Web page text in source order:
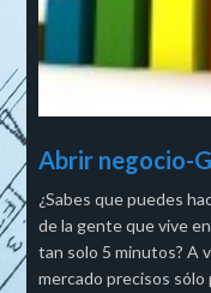
Abrir negocio-
¿Sabes que puedes
de la gente que vive
tan solo 5 minutos? A
mercado precisos